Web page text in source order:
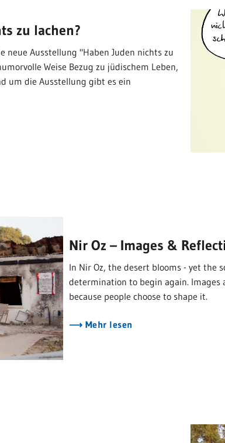
zu lachen?
neue Ausstellung "Haben Juden nichts zu
Weise Bezug zu jüdischem Leben,
um die Ausstellung gibt es ein
Nir Oz – Images &
In Nir Oz, the desert blooms - yet the
determination to begin again. Images
because people choose to shape it.
Mehr lesen